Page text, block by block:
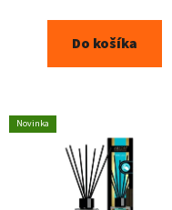
Do košíka
Novinka